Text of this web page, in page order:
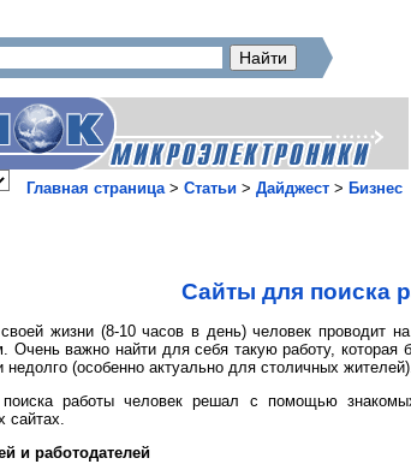
Главная страница> Статьи > Дайджест > Бизнес
Сайты для поиска
жизни (8-10 часов в день) человек проводит
Очень важно найти для себя такую работу,
(особенно актуально для столичных жителей).
работы человек решал с помощью
сайтах.
и работодателей